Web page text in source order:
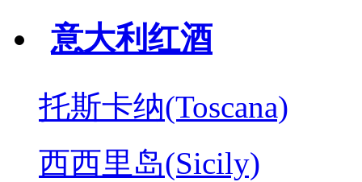
意大利红酒
托斯卡纳(Toscana)
西西里岛(Sicily)